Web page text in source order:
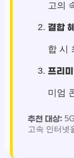
고의
결합
합 시
프리
미엄
추천 대상:
고속 인터넷